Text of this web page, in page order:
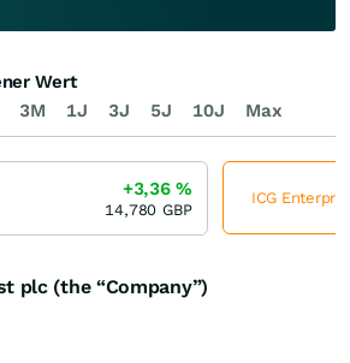
plc (the “Company”)
3M 1J 3J 5J 10J Max
Wert
+3,36%
14,780 GBP
ICG